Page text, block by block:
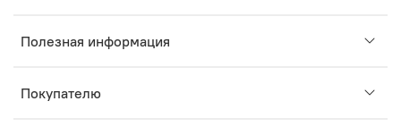
Полезная информация
Покупателю